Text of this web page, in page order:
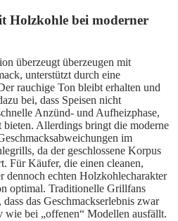
Holzkohle bei moderner
überzeugt überzeugen mit
unterstützt durch eine
rauchige Ton bleibt erhalten und
bei, dass Speisen nicht
Anzünd- und Aufheizphase,
Allerdings bringt die moderne
im
da der geschlossene Korpus
Für Käufer, die einen cleanen,
dennoch echten Holzkohlecharakter
optimal. Traditionelle Grillfans
das Geschmackserlebnis zwar
wie bei „offenen“ Modellen ausfällt.